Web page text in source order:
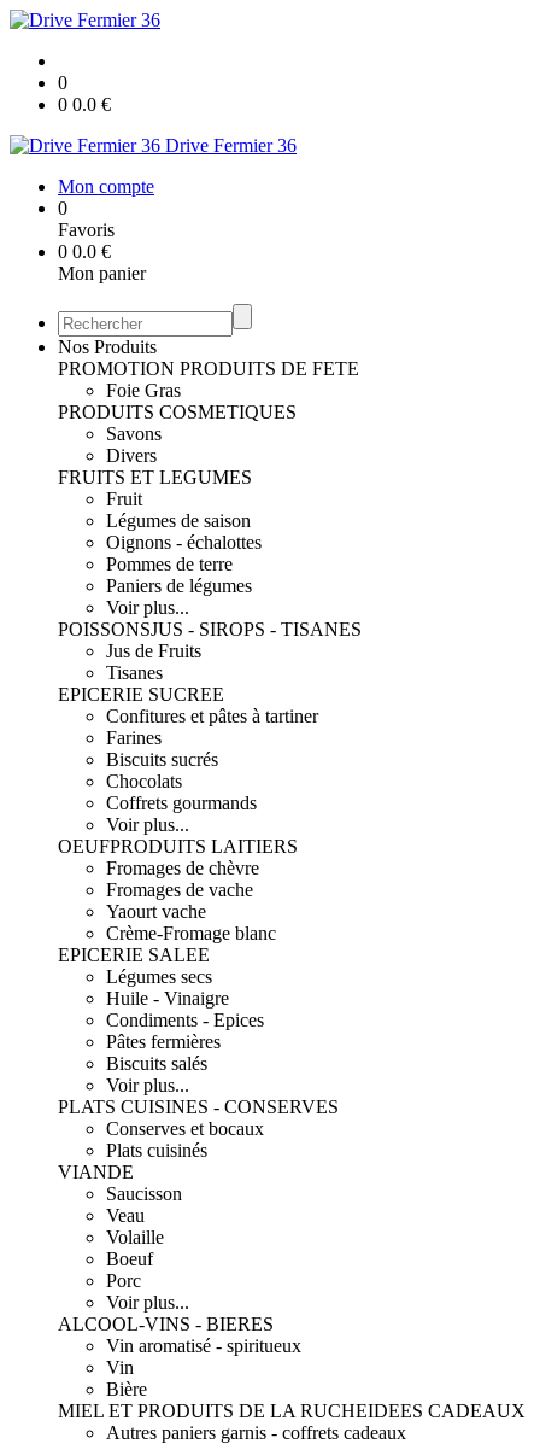
0
0 0.0 €
Drive Fermier 36
Mon compte
0
Favoris
0 0.0 €
Mon panier
Nos Produits
PROMOTION PRODUITS DE FETE
Foie Gras
PRODUITS COSMETIQUES
Savons
Divers
FRUITS ET LEGUMES
Fruit
Légumes de saison
Oignons - échalottes
Pommes de terre
Paniers de légumes
Voir plus...
POISSONSJUS - SIROPS - TISANES
Jus de Fruits
Tisanes
EPICERIE SUCREE
Confitures et pâtes à tartiner
Farines
Biscuits sucrés
Chocolats
Coffrets gourmands
Voir plus...
OEUFPRODUITS LAITIERS
Fromages de chèvre
Fromages de vache
Yaourt vache
Crème-Fromage blanc
EPICERIE SALEE
Légumes secs
Huile - Vinaigre
Condiments - Epices
Pâtes fermières
Biscuits salés
Voir plus...
PLATS CUISINES - CONSERVES
Conserves et bocaux
Plats cuisinés
VIANDE
Saucisson
Veau
Volaille
Boeuf
Porc
Voir plus...
ALCOOL-VINS - BIERES
Vin aromatisé - spiritueux
Vin
Bière
MIEL ET PRODUITS DE LA RUCHEIDEES CADEAUX
Autres paniers garnis - coffrets cadeaux